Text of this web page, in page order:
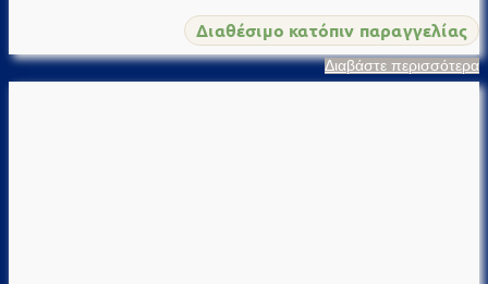
Διαθέσιμο κατόπιν παραγγελίας
Διαβάστε περισσότερα